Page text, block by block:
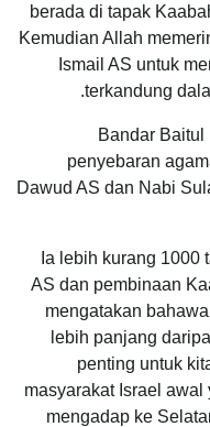
berada di tapak
Kemudian Allah
Ismail AS untuk
terkandung
Bandar
penyebaran
Dawud AS dan Nabi
Ia lebih kurang 1000
AS dan pembinaan
mengatakan
lebih panjang
penting untuk
masyarakat Israel
mengadap ke